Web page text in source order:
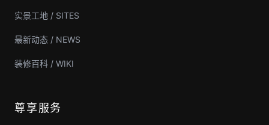
实景工地 / SITES
最新动态 / NEWS
装修百科 / WIKI
尊享服务